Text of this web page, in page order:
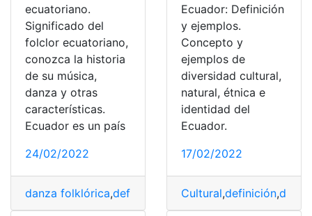
ecuatoriano.
Significado del
folclor ecuatoriano,
conozca la historia
de su música,
danza y otras
características.
Ecuador es un país
24/02/2022
danza folklórica,definición Ecuador,Ecuatorianos,
Ecuador: Definición
y ejemplos.
Concepto y
ejemplos de
diversidad cultural,
natural, étnica e
identidad del
Ecuador.
17/02/2022
Cultural,definición,